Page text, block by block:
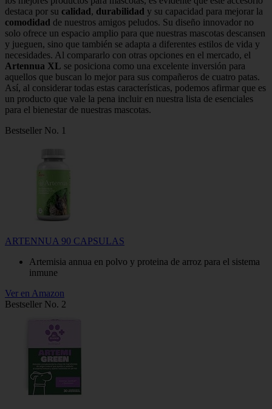
destaca por su calidad , durabilidad y su capacidad para mejorar la
comodidad de nuestros amigos peludos. Su diseño innovador no
solo ofrece un espacio amplio para que nuestras mascotas descansen
y jueguen, sino que también se adapta a diferentes estilos de vida y
necesidades. Al compararlo con otras opciones en el mercado, el
Artennua XL se posiciona como una excelente inversión para
aquellos que buscan lo mejor para sus compañeros de cuatro patas.
Así, al considerar todas estas características, podemos afirmar que es
un producto que vale la pena incluir en nuestra lista de esenciales
para el bienestar de nuestras mascotas.
Bestseller No. 1
ARTENNUA 90 CAPSULAS
Artemisia annua en polvo y proteina de arroz para el sistema
inmune
Ver en Amazon
Bestseller No. 2